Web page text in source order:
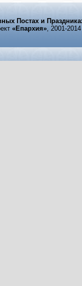
Постах и
«Епархия», 2001-2014